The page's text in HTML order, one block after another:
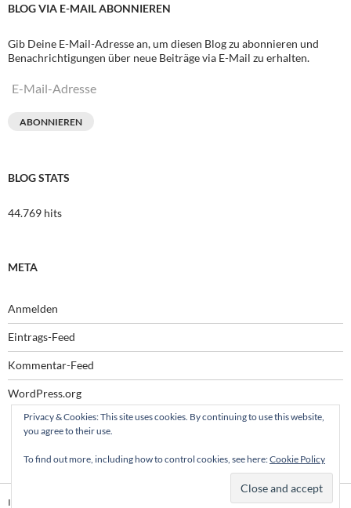
BLOG VIA E-MAIL ABONNIEREN
Gib Deine E-Mail-Adresse an, um diesen Blog zu abonnieren und
Benachrichtigungen über neue Beiträge via E-Mail zu erhalten.
E-
ABONNIEREN
BLOG STATS
44.769 hits
META
Anmelden
Eintrags-Feed
Kommentar-Feed
WordPress.org
Impressum
Privacy & Cookies: This site uses cookies. By continuing to use this website,
you agree to their use.
To find out more, including how to control cookies, see here:Cookie Policy